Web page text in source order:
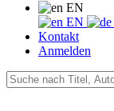
EN
EN
Kontakt
Anmelden